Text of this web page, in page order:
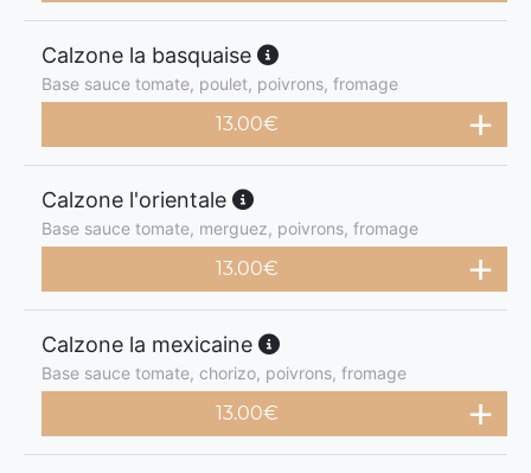
Calzone la basquaise
Base sauce tomate, poulet, poivrons, fromage
13.00€
Calzone l'orientale
Base sauce tomate, merguez, poivrons, fromage
13.00€
Calzone la mexicaine
Base sauce tomate, chorizo, poivrons, fromage
13.00€